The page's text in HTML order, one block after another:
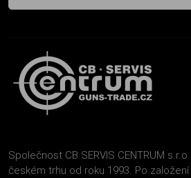
Společnost CB SERVIS CENTRUM
českém trhu od roku 1993. Po